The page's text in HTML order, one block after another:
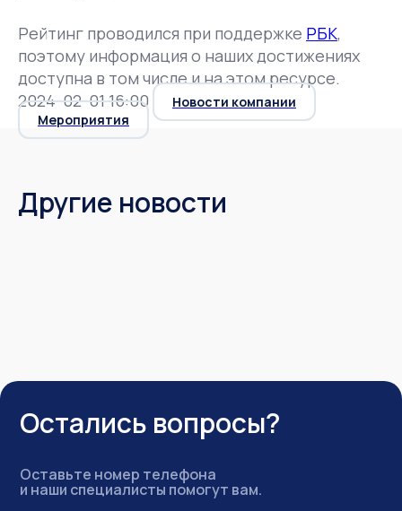
Рейтинг проводился при поддержке РБК,
поэтому информация о наших достижениях
доступна в том числе и на этом ресурсе.
2024-02-01 16:00
Новости компании
Мероприятия
Другие новости
Остались вопросы?
Оставьте номер телефона
и наши специалисты помогут вам.